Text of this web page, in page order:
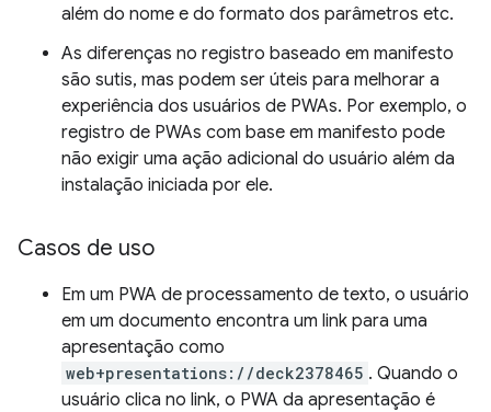
além do nome e do formato dos parâmetros etc.
As diferenças no registro baseado em manifesto
são sutis, mas podem ser úteis para melhorar a
experiência dos usuários de PWAs. Por exemplo, o
registro de PWAs com base em manifesto pode
não exigir uma ação adicional do usuário além da
instalação iniciada por ele.
Casos de uso
Em um PWA de processamento de texto, o usuário
em um documento encontra um link para uma
apresentação como
web+presentations://deck2378465 . Quando o
usuário clica no link, o PWA da apresentação é